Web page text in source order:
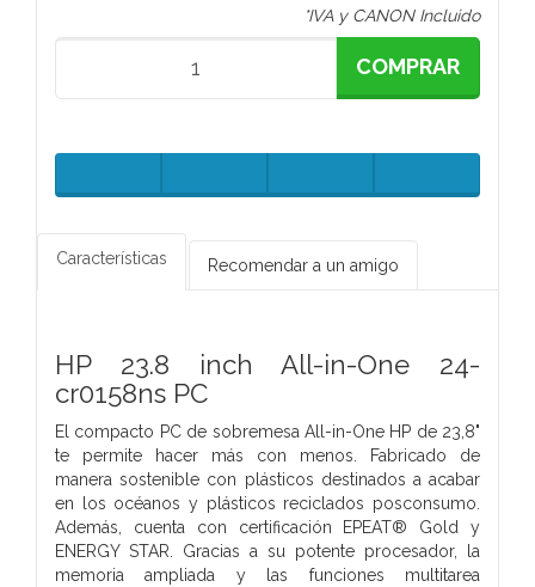
*IVA y CANON Incluido
COMPRAR
Características Recomendar a un amigo
HP 23.8 inch All-in-One 24-
cr0158ns PC
El compacto PC de sobremesa All-in-One HP de 23,8"
te permite hacer más con menos. Fabricado de
manera sostenible con plásticos destinados a acabar
en los océanos y plásticos reciclados posconsumo.
Además, cuenta con certificación EPEAT® Gold y
ENERGY STAR. Gracias a su potente procesador, la
memoria ampliada y las funciones multitarea